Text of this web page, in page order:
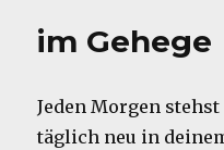
im Gehege
Jeden Morgen stehst
täglich neu in